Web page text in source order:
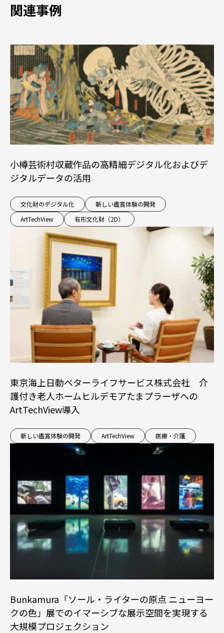
関連事例
小樽芸術村収蔵作品の高精細デジタル化およびデ
ジタルデータの活用
文化財のデジタル化
新しい鑑賞体験の開発
ArtTechView
有形文化財（2D）
東京海上日動ベターライフサービス株式会社 介
護付き老人ホームヒルデモアたまプラーザへの
ArtTechView導入
新しい鑑賞体験の開発 ArtTechView 医療・介護
Bunkamura「ソール・ライターの原点 ニューヨー
クの色」展でのイマーシブな展示空間を実現する
大規模プロジェクション